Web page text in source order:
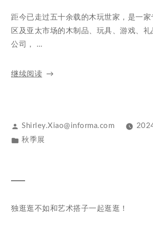
距今已走过五十余载的木玩世家，是一
区及亚太市场的木制品、玩具、游戏、
公司， …
继续阅读
Shirley.Xiao@informa.com
秋季展
独逛逛不如和艺术搭子一起逛逛！